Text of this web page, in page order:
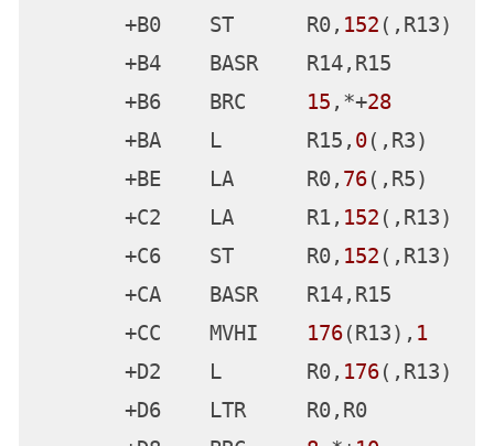
       +
84
    L       R1,
184 (,R13)
       +
88
    LLC     R0,
0 (,R2)
       +
8E    LLC     R1, 0(,R1)
       +
94
    SLR     R0,R1
       +
96
    ST      R0,
188 (,R13)
       +
9A    L       R0, 188 (,R13)
       +
9E    LTR     R0,R0
       +A0    BRC
8,*+ 26
       +A4    L       R15,
0(,R3)
       +A8    LA      R0,
56(,R5)
       +AC    LA      R1,
152